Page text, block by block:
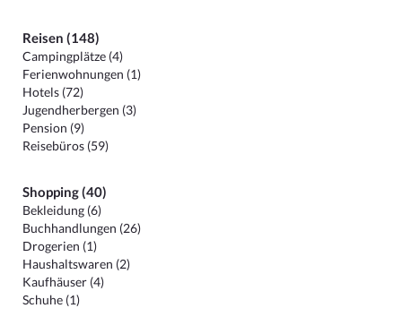
Reisen (148)
Campingplätze (4)
Ferienwohnungen (1)
Hotels (72)
Jugendherbergen (3)
Pension (9)
Reisebüros (59)
Shopping (40)
Bekleidung (6)
Buchhandlungen (26)
Drogerien (1)
Haushaltswaren (2)
Kaufhäuser (4)
Schuhe (1)